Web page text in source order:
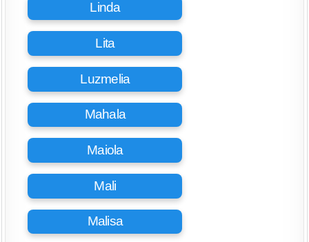
Linda
Lita
Luzmelia
Mahala
Maiola
Mali
Malisa